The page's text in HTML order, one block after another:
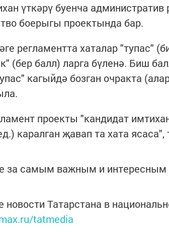
үткәрү буенча
боерыгы проектында бар.
регламентта хаталар "тупас"
(бер балл) ларга бүленә. Биш
кагыйдә бозган очракта
проекты "кандидат
каралган җавап та хата
за самым важным и интересным
новости Татарстана в
tatmedia